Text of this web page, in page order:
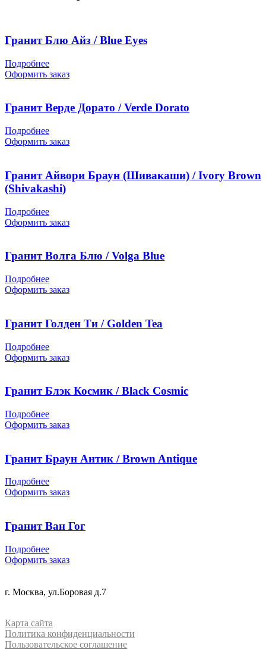
Гранит Блю Айз / Blue Eyes
Подробнее
Оформить заказ
Гранит Верде Дорато / Verde Dorato
Подробнее
Оформить заказ
Гранит Айвори Браун (Шивакаши) / Ivory Brown
(Shivakashi)
Подробнее
Оформить заказ
Гранит Волга Блю / Volga Blue
Подробнее
Оформить заказ
Гранит Голден Ти / Golden Tea
Подробнее
Оформить заказ
Гранит Блэк Космик / Black Cosmic
Подробнее
Оформить заказ
Гранит Браун Антик / Brown Antique
Подробнее
Оформить заказ
Гранит Ван Гог
Подробнее
Оформить заказ
г. Москва, ул.Боровая д.7
Карта сайта
Политика конфиденциальности
Пользовательское соглашение